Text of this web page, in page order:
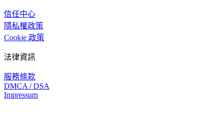
信任中心
隱私權政策
Cookie 政策
法律資訊
服務條款
DMCA / DSA
Impressum